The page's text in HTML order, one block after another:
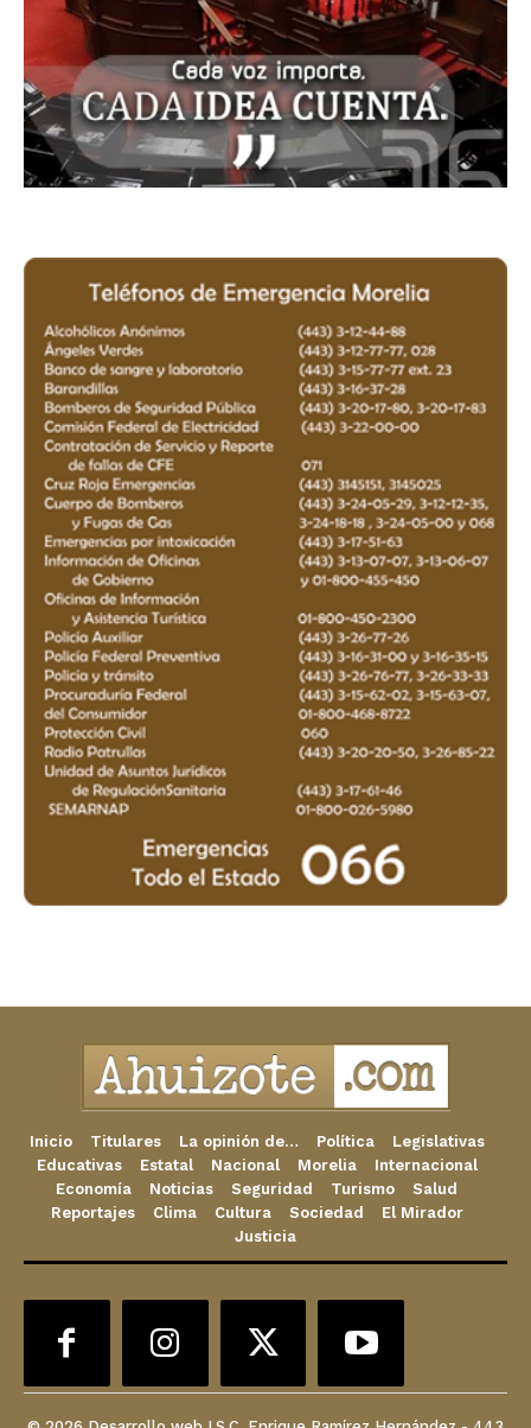
Inicio Titulares La opinión de… Política
Legislativas
Educativas
Estatal Nacional Morelia
Internacional
Economía
Noticias Seguridad Turismo
Salud
Reportajes
Clima Cultura Sociedad
El Mirador
Justicia